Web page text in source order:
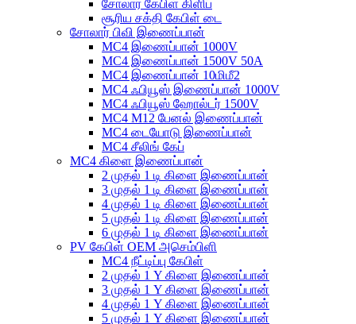
சோலார் கேபிள் கிளிப்
சூரிய சக்தி கேபிள் டை
சோலார் பிவி இணைப்பான்
MC4 இணைப்பான் 1000V
MC4 இணைப்பான் 1500V 50A
MC4 இணைப்பான் 10மிமீ2
MC4 ஃபியூஸ் இணைப்பான் 1000V
MC4 ஃபியூஸ் ஹோல்டர் 1500V
MC4 M12 பேனல் இணைப்பான்
MC4 டையோடு இணைப்பான்
MC4 சீலிங் கேப்
MC4 கிளை இணைப்பான்
2 முதல் 1 டி கிளை இணைப்பான்
3 முதல் 1 டி கிளை இணைப்பான்
4 முதல் 1 டி கிளை இணைப்பான்
5 முதல் 1 டி கிளை இணைப்பான்
6 முதல் 1 டி கிளை இணைப்பான்
PV கேபிள் OEM அசெம்பிளி
MC4 நீட்டிப்பு கேபிள்
2 முதல் 1 Y கிளை இணைப்பான்
3 முதல் 1 Y கிளை இணைப்பான்
4 முதல் 1 Y கிளை இணைப்பான்
5 முதல் 1 Y கிளை இணைப்பான்